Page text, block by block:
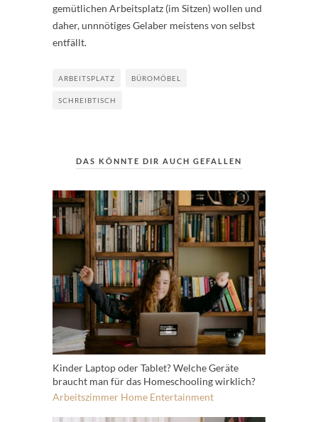
gemütlichen Arbeitsplatz (im Sitzen) wollen und
daher, unnnötiges Gelaber meistens von selbst
entfällt.
ARBEITSPLATZ BÜROMÖBEL
SCHREIBTISCH
DAS KÖNNTE DIR AUCH GEFALLEN
Kinder Laptop oder Tablet? Welche Geräte
braucht man für das Homeschooling wirklich?
Arbeitszimmer Home Entertainment